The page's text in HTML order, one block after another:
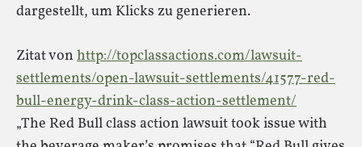
dargestellt, um Klicks zu generieren.
Zitat von http://topclassactions.com/lawsuit-
settlements/open-lawsuit-settlements/41577-red-
bull-energy-drink-class-action-settlement/
„The Red Bull class action lawsuit took issue with